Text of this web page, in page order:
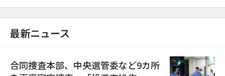
最新ニュース
合同捜査本部、中央選管委など9カ所